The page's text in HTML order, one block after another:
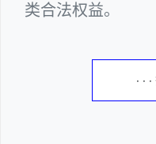
类合法权益。
· ·